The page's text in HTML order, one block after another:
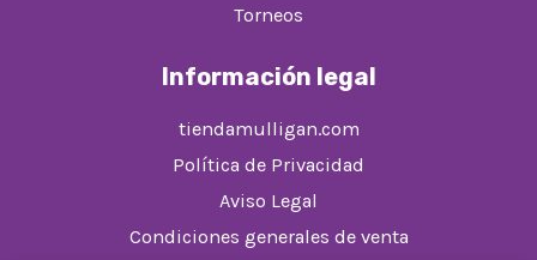
Torneos
Información legal
tiendamulligan.com
Política de Privacidad
Aviso Legal
Condiciones generales de venta